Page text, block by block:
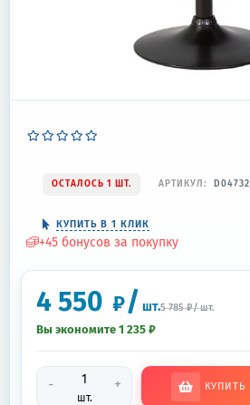
ОСТАЛОСЬ 1 ШТ. АРТИКУЛ: D04732
КУПИТЬ В 1 КЛИК
+45 бонусов за покупку
4 550 ₽/ шт.5 785 ₽/шт.
Вы экономите 1 235 ₽
-
шт.
+ КУПИТЬ